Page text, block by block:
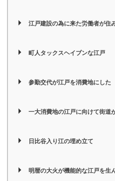
江戸建設の為に来た労働者が住
町人タックスヘイブンな江戸
参勤交代が江戸を消費地にした
一大消費地の江戸に向けて街道
日比谷入り江の埋め立て
明暦の大火が機能的な江戸を生